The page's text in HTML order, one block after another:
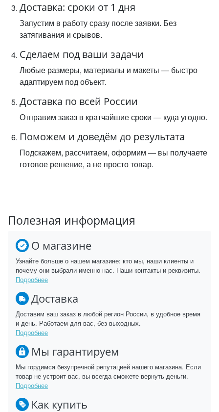
Доставка: сроки от 1 дня
Запустим в работу сразу после заявки. Без
затягивания и срывов.
Сделаем под ваши задачи
Любые размеры, материалы и макеты — быстро
адаптируем под объект.
Доставка по всей России
Отправим заказ в кратчайшие сроки — куда угодно.
Поможем и доведём до результата
Подскажем, рассчитаем, оформим — вы получаете
готовое решение, а не просто товар.
Полезная информация
О магазине
Узнайте больше о нашем магазине: кто мы, наши клиенты и
почему они выбрали именно нас. Наши контакты и реквизиты.
Подробнее
Доставка
Доставим ваш заказ в любой регион России, в удобное время
и день. Работаем для вас, без выходных.
Подробнее
Мы гарантируем
Мы гордимся безупречной репутацией нашего магазина. Если
товар не устроит вас, вы всегда сможете вернуть деньги.
Подробнее
Как купить